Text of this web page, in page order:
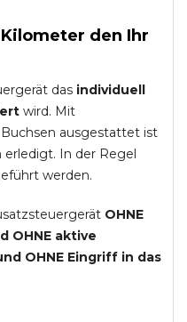
den Ihr
das individuell
wird. Mit
ausgestattet ist
erledigt. In der Regel
werden.
OHNE
OHNE aktive
OHNE Eingriff in das